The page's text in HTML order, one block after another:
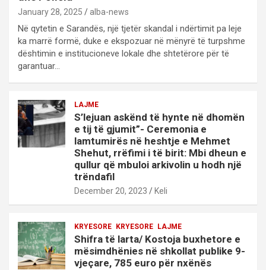
January 28, 2025 alba-news
Në qytetin e Sarandës, një tjetër skandal i ndërtimit pa leje
ka marrë formë, duke e ekspozuar në mënyrë të turpshme
dështimin e institucioneve lokale dhe shtetërore për të
garantuar…
LAJME
S’lejuan askënd të hynte në dhomën
e tij të gjumit”- Ceremonia e
lamtumirës në heshtje e Mehmet
Shehut, rrëfimi i të birit: Mbi dheun e
qullur që mbuloi arkivolin u hodh një
trëndafil
December 20, 2023 Keli
KRYESORE KRYESORE LAJME
Shifra të larta/ Kostoja buxhetore e
mësimdhënies në shkollat publike 9-
vjeçare, 785 euro për nxënës